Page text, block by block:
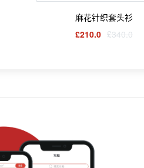
麻花针织套头衫
£210.0 £340.0